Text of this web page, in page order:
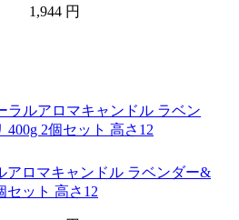
1,944 円
アロマキャンドル ラベンダー&
セット 高さ12